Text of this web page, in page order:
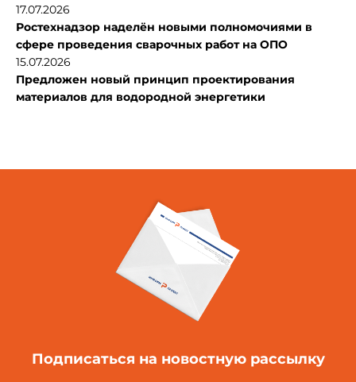
17.07.2026
Ростехнадзор наделён новыми полномочиями в
сфере проведения сварочных работ на ОПО
15.07.2026
Предложен новый принцип проектирования
материалов для водородной энергетики
Подписаться на новостную рассылку